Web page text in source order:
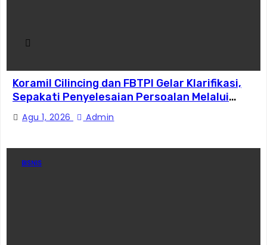
Koramil Cilincing dan FBTPI Gelar Klarifikasi,
Sepakati Penyelesaian Persoalan Melalui
Dialog
Agu 1, 2026 Admin
BISNIS